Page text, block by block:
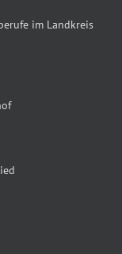
im Landkreis